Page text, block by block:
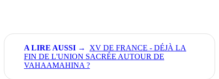
XV DE FRANCE - DÉJÀ LA
FIN DE L'UNION SACRÉE AUTOUR DE
VAHAAMAHINA ?